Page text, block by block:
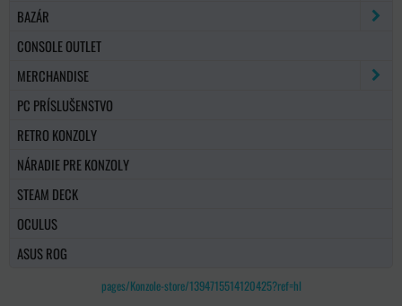
BAZÁR
CONSOLE OUTLET
MERCHANDISE
PC PRÍSLUŠENSTVO
RETRO KONZOLY
NÁRADIE PRE KONZOLY
STEAM DECK
OCULUS
ASUS ROG
pages/Konzole-store/1394715514120425?ref=hl